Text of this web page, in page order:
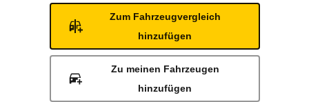
Zum Fahrzeugvergleich
hinzufügen
Zu meinen Fahrzeugen
hinzufügen